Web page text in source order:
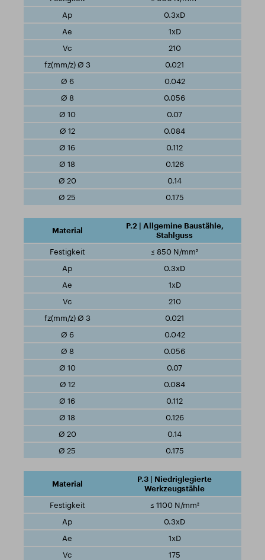
0.3xD
1xD
210
0.021
0.042
0.056
0.07
0.084
0.112
0.126
0.14
0.175
P.2 | Allgemine Baustähle,
Stahlguss
≤ 850 N/mm²
0.3xD
1xD
210
0.021
0.042
0.056
0.07
0.084
0.112
0.126
0.14
0.175
P.3 | Niedriglegierte
Werkzeugstähle
≤ 1100 N/mm²
0.3xD
1xD
175